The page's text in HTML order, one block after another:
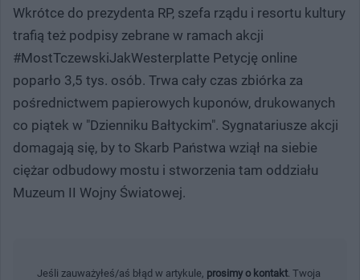
Wkrótce do prezydenta RP, szefa rządu i resortu kultury
trafią też podpisy zebrane w ramach akcji
#MostTczewskiJakWesterplatte Petycję online
poparło 3,5 tys. osób. Trwa cały czas zbiórka za
pośrednictwem papierowych kuponów, drukowanych
co piątek w "Dzienniku Bałtyckim". Sygnatariusze akcji
domagają się, by to Skarb Państwa wziął na siebie
ciężar odbudowy mostu i stworzenia tam oddziału
Muzeum II Wojny Światowej.
Jeśli zauważyłeś/aś błąd w artykule, prosimy o kontakt . Twoja